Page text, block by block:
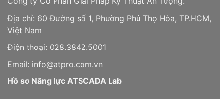
Địa chỉ: 60 Đường số 1, Phường Phú Thọ Hòa, TP.HCM,
Việt Nam
Điện thoại: 028.3842.5001
Email: info@atpro.com.vn
Hồ sơ Năng lực ATSCADA Lab